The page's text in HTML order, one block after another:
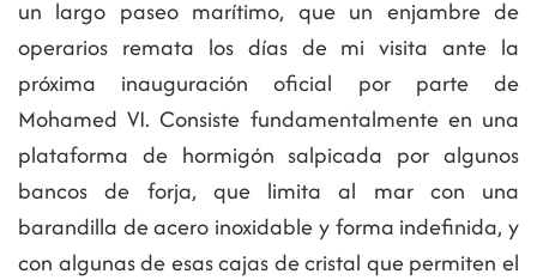
un largo paseo marítimo, que un enjambre de
operarios remata los días de mi visita ante la
próxima inauguración oficial por parte de
Mohamed VI. Consiste fundamentalmente en una
plataforma de hormigón salpicada por algunos
bancos de forja, que limita al mar con una
barandilla de acero inoxidable y forma indefinida, y
con algunas de esas cajas de cristal que permiten el